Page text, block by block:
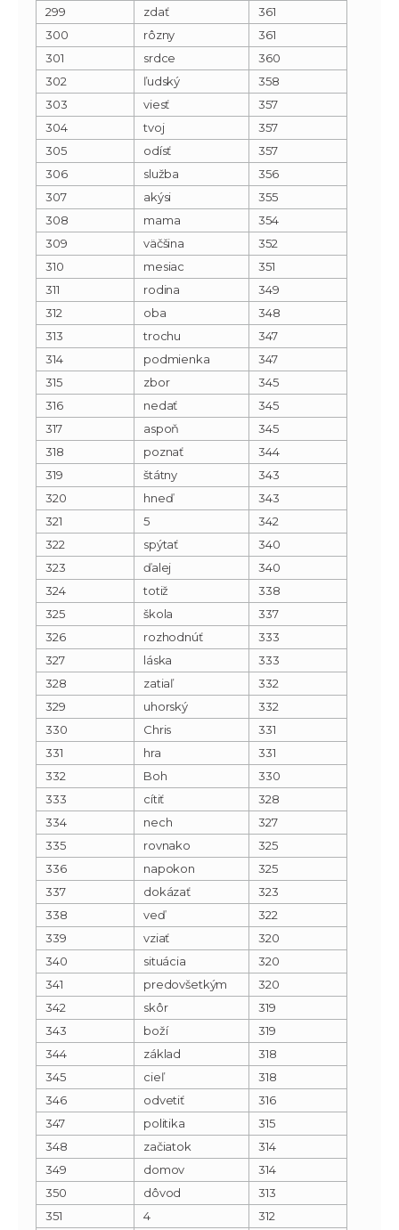
299 zdať
361
300
rôzny
361
301
srdce
360
302
ľudský
358
303
viesť
357
304
tvoj
357
305
odísť
357
306
služba
356
307
akýsi
355
308
mama
354
309
väčšina
352
310
mesiac
351
311
rodina
349
312
oba
348
313
trochu
347
314
podmienka
347
315
zbor
345
316
nedať
345
317
aspoň
345
318
poznať
344
319
štátny
343
320
hneď
343
321
5
342
322
spýtať
340
323
ďalej
340
324
totiž
338
325
škola
337
326
rozhodnúť
333
327
láska
333
328
zatiaľ
332
329
uhorský
332
330
Chris
331
331
hra
331
332
Boh
330
333
cítiť
328
334
nech
327
335
rovnako
325
336
napokon
325
337
dokázať
323
338
veď
322
339
vziať
320
340
situácia
320
341
predovšetkým
320
342
skôr
319
343
boží
319
344
základ
318
345
cieľ
318
346
odvetiť
316
347
politika
315
348
začiatok
314
349
domov
314
350
dôvod
313
351
4
312